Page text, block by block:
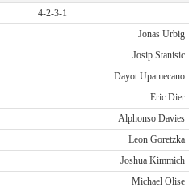
4-2-3-1
Jonas Urbig
Josip Stanisic
Dayot Upamecano
Eric Dier
Alphonso Davies
Leon Goretzka
Joshua Kimmich
Michael Olise